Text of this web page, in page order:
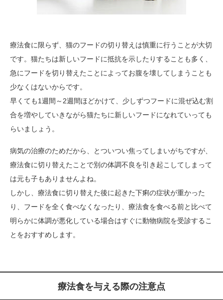
療法食に限らず、猫のフードの切り替えは慎重に行うことが大切
です。猫たちは新しいフードに抵抗を示したりすることも多く、
急にフードを切り替えたことによってお腹を壊してしまうことも
少なくはないからです。
早くても1週間～2週間ほどかけて、少しずつフードに混ぜ込む割
合を増やしていきながら猫たちに新しいフードになれていっても
らいましょう。
病気の治療のためだから、とついつい焦ってしまいがちですが、
療法食に切り替えたことで別の体調不良を引き起こしてしまって
は元も子もありませんよね。
しかし、療法食に切り替えた後に起きた下痢の症状が重かった
り、フードを全く食べなくなったり、療法食を食べる前と比べて
明らかに体調が悪化している場合はすぐに動物病院を受診するこ
とをおすすめします。
療法食を与える際の注意点